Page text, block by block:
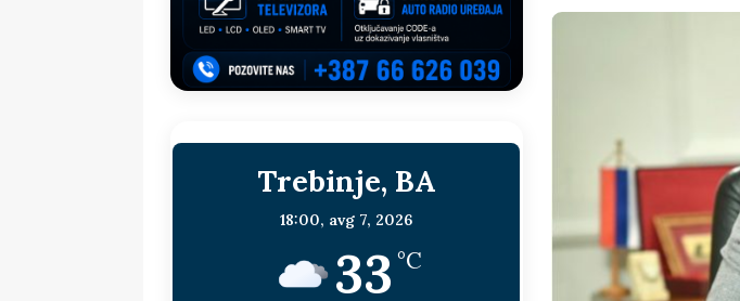
sljedeća meta!? BOSNA I HERCEGOVINA
[ 14. jul 2026. ] Budimiru je jako žao!
[ 11. jul 2026. ] Ako se povučemo i sve im prepustimo, ostaće nam samo
HERCEGOVINA
[ 9. jul 2026. ] RTRS-u blokirani svi računi REPUBLIKA SRPSKA
[ 30. jul 2026. ] Uhapšen bivši gradonačelnik Splita, Željko Kerum SVIJET
Trebinje, BA
18:00, avg 7, 2026
33 °C